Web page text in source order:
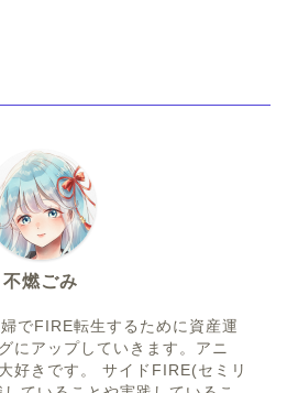
不燃ごみ
でFIRE転生するために資産運
にアップしていきます。アニ
好きです。 サイドFIRE(セミリ